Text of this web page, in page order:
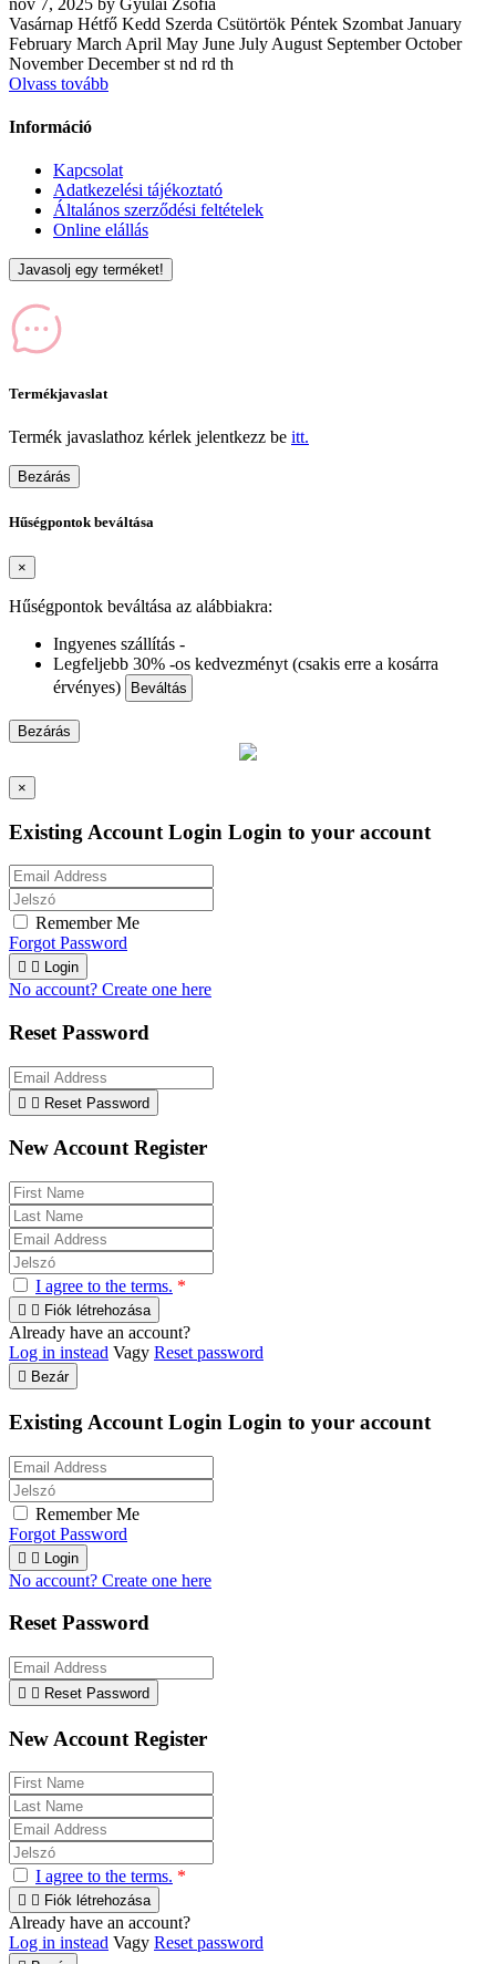
Vasárnap Hétfő Kedd Szerda Csütörtök Péntek Szombat January
February March April May June July August September October
November December st nd rd th
Olvass tovább
Információ
Kapcsolat
Adatkezelési tájékoztató
Általános szerződési feltételek
Online elállás
Javasolj egy terméket!
Termékjavaslat
Termék javaslathoz kérlek jelentkezz be itt.
Bezárás
Hűségpontok beváltása
×
Hűségpontok beváltása az alábbiakra:
Ingyenes szállítás -
Legfeljebb 30% -os kedvezményt (csakis erre a kosárra
érvényes)
Beváltás
Bezárás
×
Existing Account Login Login to your account
Remember Me
Forgot Password
  Login
No account? Create one here
Reset Password
  Reset Password
New Account Register
I agree to the terms. *
  Fiók létrehozása
Already have an account?
Log in instead Vagy Reset password
 Bezár
Existing Account Login Login to your account
Remember Me
Forgot Password
  Login
No account? Create one here
Reset Password
  Reset Password
New Account Register
I agree to the terms. *
  Fiók létrehozása
Already have an account?
Log in instead Vagy Reset password